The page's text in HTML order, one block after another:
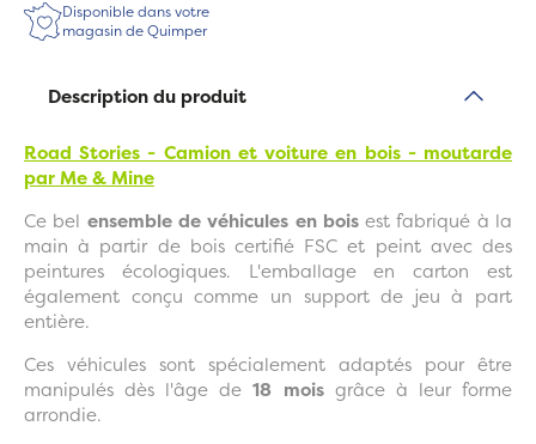
Disponible dans votre
magasin de Quimper
Description du produit
Road Stories - Camion et voiture en bois - moutarde
par Me & Mine
Ce bel ensemble de véhicules en boisest fabriqué à la
main à partir de bois certifié FSC et peint avec des
peintures écologiques. L'emballage en carton est
également conçu comme un support de jeu à part
entière.
Ces véhicules sont spécialement adaptés pour être
manipulés dès l'âge de18 moisgrâce à leur forme
arrondie.